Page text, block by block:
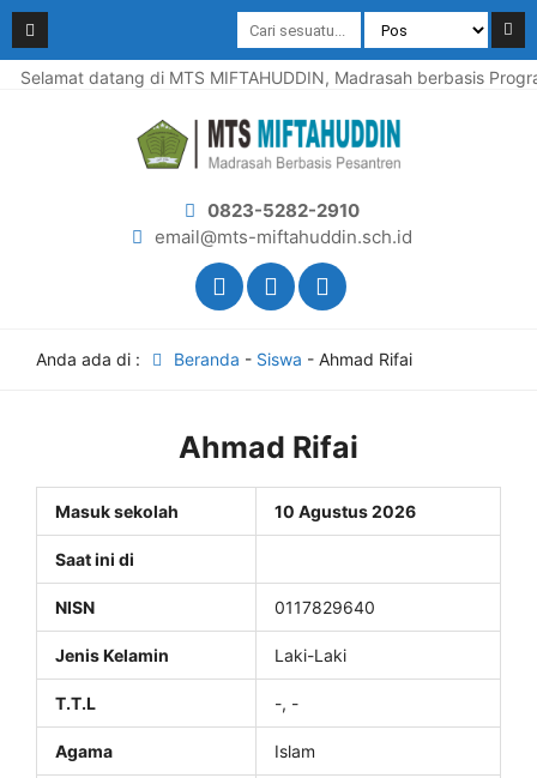
Selamat datang di MTS MIFTAHUDDIN, Madrasah berbasis
0823-5282-2910
email@mts-miftahuddin.sch.id
Anda ada di : Beranda - Siswa - Ahmad Rifai
Ahmad Rifai
Masuk sekolah 10 Agustus 2026
Saat ini di
NISN 0117829640
Jenis Kelamin Laki-Laki
T.T.L -, -
Agama Islam